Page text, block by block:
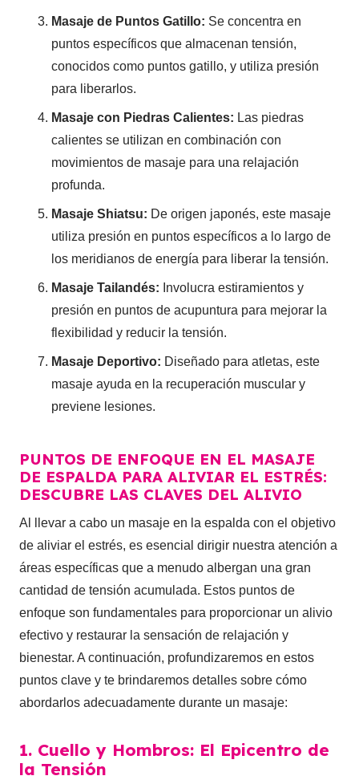
Masaje de Puntos Gatillo: Se concentra en
puntos específicos que almacenan tensión,
conocidos como puntos gatillo, y utiliza presión
para liberarlos.
Masaje con Piedras Calientes: Las piedras
calientes se utilizan en combinación con
movimientos de masaje para una relajación
profunda.
Masaje Shiatsu: De origen japonés, este masaje
utiliza presión en puntos específicos a lo largo de
los meridianos de energía para liberar la tensión.
Masaje Tailandés: Involucra estiramientos y
presión en puntos de acupuntura para mejorar la
flexibilidad y reducir la tensión.
Masaje Deportivo: Diseñado para atletas, este
masaje ayuda en la recuperación muscular y
previene lesiones.
PUNTOS DE ENFOQUE EN EL MASAJE
DE ESPALDA PARA ALIVIAR EL ESTRÉS:
DESCUBRE LAS CLAVES DEL ALIVIO
Al llevar a cabo un masaje en la espalda con el objetivo
de aliviar el estrés, es esencial dirigir nuestra atención a
áreas específicas que a menudo albergan una gran
cantidad de tensión acumulada. Estos puntos de
enfoque son fundamentales para proporcionar un alivio
efectivo y restaurar la sensación de relajación y
bienestar. A continuación, profundizaremos en estos
puntos clave y te brindaremos detalles sobre cómo
abordarlos adecuadamente durante un masaje:
1. Cuello y Hombros: El Epicentro de
la Tensión